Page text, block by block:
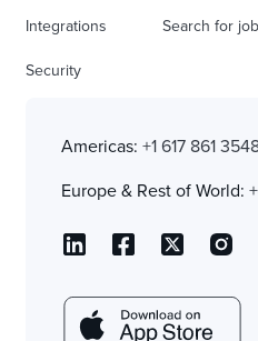
Integrations
Security
Search for
Americas: +1 617 861
Europe & Rest of World: